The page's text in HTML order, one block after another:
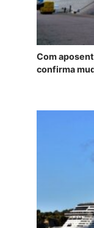
Com
confirma